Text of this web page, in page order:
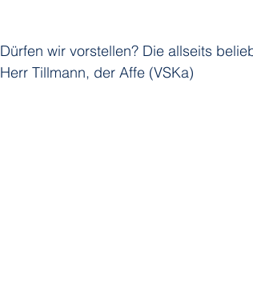
Dürfen wir vorstellen? Die allseits
Herr Tillmann, der Affe (VSKa)